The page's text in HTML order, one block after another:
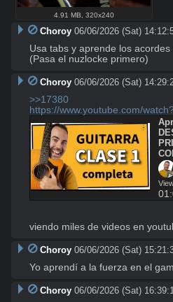
4.91 MB ,320x240
Choroy 06/06/2026 (Sat)
Usa tabs y aprende los acordes
(Pasa el nuzlocke primero)
Choroy 06/06/2026 (Sat)
>>17380
https://www.youtube.com/
viendo miles de videos en
Choroy 06/06/2026 (Sat)
Yo aprendí a la fuerza en el
Choroy 06/06/2026 (Sat)